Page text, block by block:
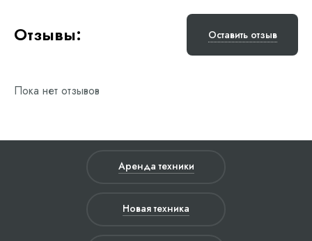
Отзывы: Оставить отзыв
Пока нет отзывов
Аренда техники
Новая техника